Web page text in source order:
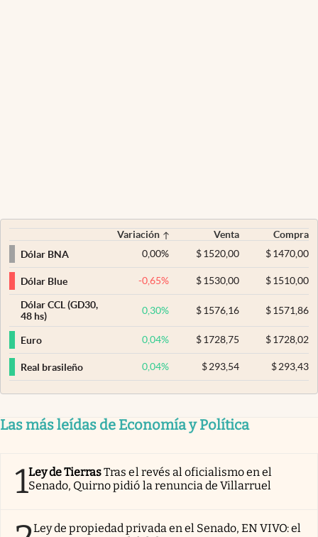
Variación Venta
Compra
Dólar BNA
0,00% $ 1520,00 $1470,00
Dólar Blue -0,65% $ 1530,00 $1510,00
Dólar CCL (GD30,
48 hs)
0,30% $ 1576,16 $1571,86
Euro 0,04% $ 1728,75 $1728,02
Real brasileño 0,04% $293,54 $293,43
Las más leídas de Economía y Política
1Ley de TierrasTras el revés al oficialismo en el
Senado, Quirno pidió la renuncia de Villarruel
Ley de propiedad privada en el Senado, EN VIVO: el